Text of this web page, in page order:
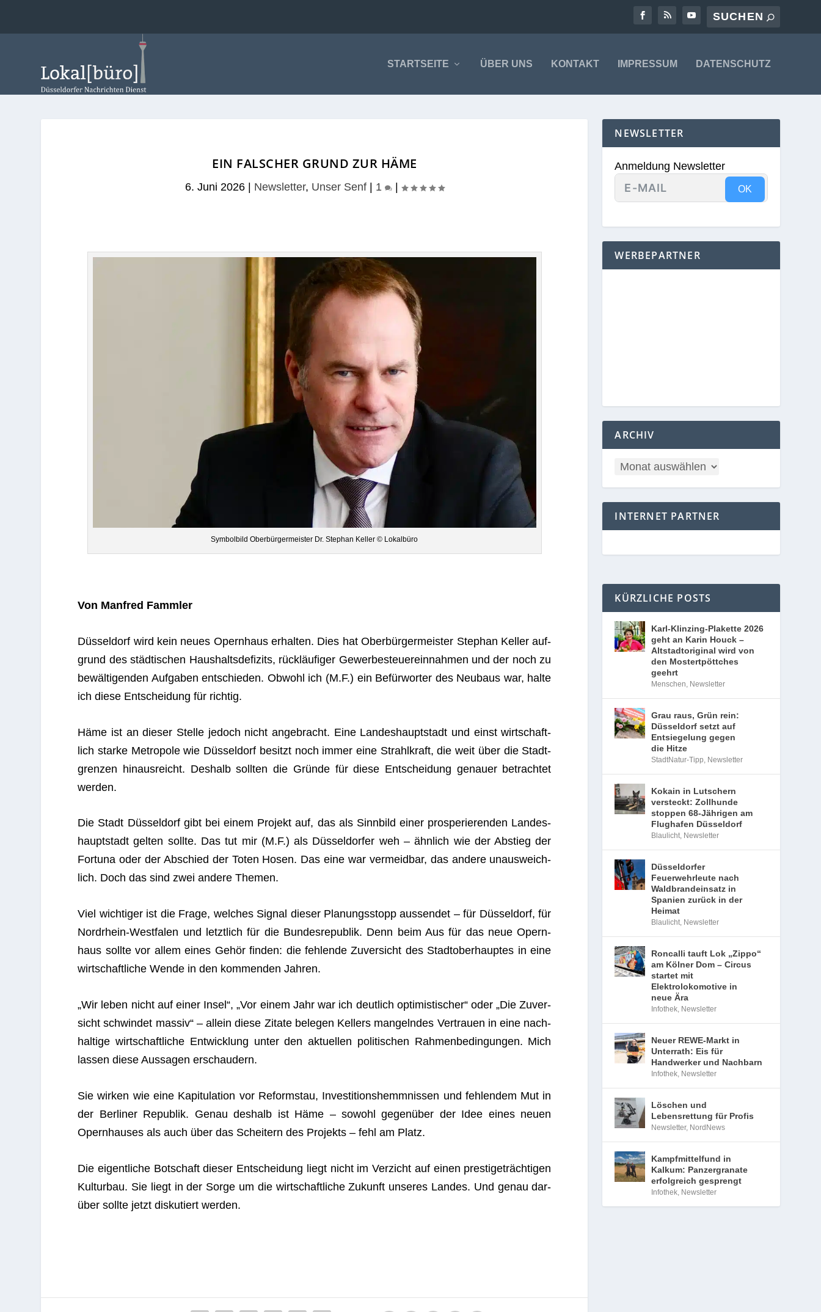
STARTSEITE ÜBER UNS KONTAKT IMPRESSUM DATENSCHUTZ
EIN FALSCHER GRUND ZUR HÄME
6. Juni 2026| Newsletter, Unser Senf| 1 |
Sym­bol­bild Ober­bür­ger­meis­ter Dr. Ste­phan Kel­ler © Lokalbüro
Von Man­fred Fammler
Düs­sel­dorf wird kein neues Opern­haus erhal­ten. Dies hat Ober­bür­ger­meis­ter Ste­phan Kel­ler auf­
grund des städ­ti­schen Haus­halts­de­fi­zits, rück­läu­fi­ger Gewer­be­steu­er­ein­nah­men und der noch zu
bewäl­ti­gen­den Auf­ga­ben ent­schie­den. Obwohl ich (M.F.) ein Befür­wor­ter des Neu­baus war, halte
ich diese Ent­schei­dung für richtig.
Häme ist an die­ser Stelle jedoch nicht ange­bracht. Eine Lan­des­haupt­stadt und einst wirt­schaft­
lich starke Metro­pole wie Düs­sel­dorf besitzt noch immer eine Strahl­kraft, die weit über die Stadt­
gren­zen hin­aus­reicht. Des­halb soll­ten die Gründe für diese Ent­schei­dung genauer betrach­tet
werden.
Die Stadt Düs­sel­dorf gibt bei einem Pro­jekt auf, das als Sinn­bild einer pro­spe­rie­ren­den Lan­des­
haupt­stadt gel­ten sollte. Das tut mir (M.F.) als Düs­sel­dor­fer weh – ähn­lich wie der Abstieg der
For­tuna oder der Abschied der Toten Hosen. Das eine war ver­meid­bar, das andere unaus­weich­
lich. Doch das sind zwei andere Themen.
Viel wich­ti­ger ist die Frage, wel­ches Signal die­ser Pla­nungs­stopp aus­sen­det – für Düs­sel­dorf, für
Nord­rhein-West­fa­len und letzt­lich für die Bun­des­re­pu­blik. Denn beim Aus für das neue Opern­
haus sollte vor allem eines Gehör fin­den: die feh­lende Zuver­sicht des Stadt­ober­haup­tes in eine
wirt­schaft­li­che Wende in den kom­men­den Jahren.
„Wir leben nicht auf einer Insel“, „Vor einem Jahr war ich deut­lich opti­mis­ti­scher“ oder „Die Zuver­
sicht schwin­det mas­siv“ – allein diese Zitate bele­gen Kel­lers man­geln­des Ver­trauen in eine nach­
hal­tige wirt­schaft­li­che Ent­wick­lung unter den aktu­el­len poli­ti­schen Rah­men­be­din­gun­gen. Mich
las­sen diese Aus­sa­gen erschaudern.
Sie wir­ken wie eine Kapi­tu­la­tion vor Reform­stau, Inves­ti­ti­ons­hemm­nis­sen und feh­len­dem Mut in
der Ber­li­ner Repu­blik. Genau des­halb ist Häme – sowohl gegen­über der Idee eines neuen
Opern­hau­ses als auch über das Schei­tern des Pro­jekts – fehl am Platz.
Die eigent­li­che Bot­schaft die­ser Ent­schei­dung liegt nicht im Ver­zicht auf einen pres­ti­ge­träch­ti­gen
Kul­tur­bau. Sie liegt in der Sorge um die wirt­schaft­li­che Zukunft unse­res Lan­des. Und genau dar­
über sollte jetzt dis­ku­tiert werden.
NEWSLETTER
Anmeldung Newsletter
OK
WERBEPARTNER
ARCHIV
INTERNET PARTNER
KÜRZLICHE POSTS
Karl-Klinzing-Plakette 2026
geht an Karin Houck –
Altstadtoriginal wird von
den Mostertpöttches
geehrt
Menschen, Newsletter
Grau raus, Grün rein:
Düsseldorf setzt auf
Entsiegelung gegen
die Hitze
StadtNatur-Tipp, Newsletter
Kokain in Lutschern
versteckt: Zollhunde
stoppen 68-Jährigen am
Flughafen Düsseldorf
Blaulicht, Newsletter
Düsseldorfer
Feuerwehrleute nach
Waldbrandeinsatz in
Spanien zurück in der
Heimat
Blaulicht, Newsletter
Roncalli tauft Lok „Zippo“
am Kölner Dom – Circus
startet mit
Elektrolokomotive in
neue Ära
Infothek, Newsletter
Neuer REWE-Markt in
Unterrath: Eis für
Handwerker und Nachbarn
Infothek, Newsletter
Löschen und
Lebensrettung für Profis
Newsletter, NordNews
Kampfmittelfund in
Kalkum: Panzergranate
erfolgreich gesprengt
Infothek, Newsletter